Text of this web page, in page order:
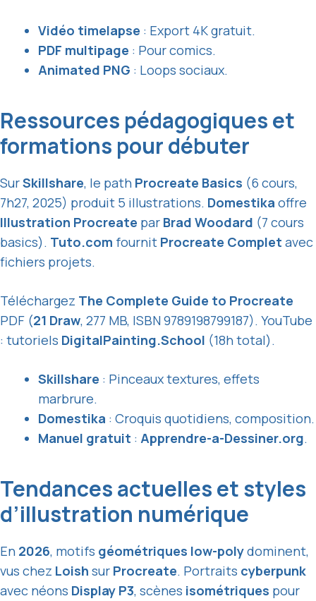
Vidéo timelapse : Export 4K gratuit.
PDF multipage : Pour comics.
Animated PNG : Loops sociaux.
Ressources pédagogiques et
formations pour débuter
SurSkillshare, le path Procreate Basics (6 cours,
7h27, 2025) produit 5 illustrations. Domestika offre
Illustration Procreate par Brad Woodard (7 cours
basics). Tuto.com fournit Procreate Complet avec
fichiers projets.
Téléchargez The Complete Guide to Procreate
PDF (21 Draw, 277 MB, ISBN 9789198799187). YouTube
: tutoriels DigitalPainting.School (18h total).
Skillshare : Pinceaux textures, effets
marbrure.
Domestika : Croquis quotidiens, composition.
Manuel gratuit : Apprendre-a-Dessiner.org.
Tendances actuelles et styles
d’illustration numérique
En 2026, motifs géométriques low-polydominent,
vus chez Loish sur Procreate. Portraits cyberpunk
avec néons Display P3, scènes isométriques pour